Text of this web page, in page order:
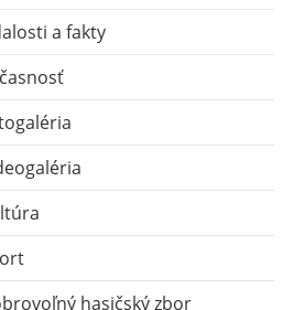
a fakty
hasičský zbor